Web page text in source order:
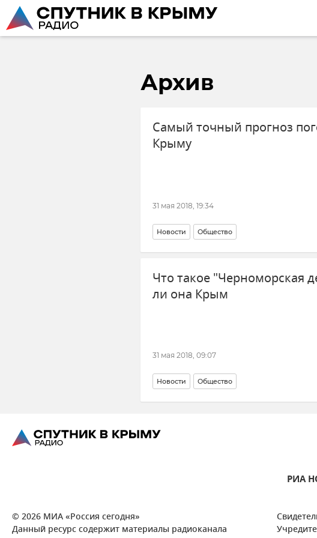
Архив
Самый точный прогноз
Крыму
31 мая 2018, 19:34
Новости Общество
Что такое "Черноморская
ли она Крым
31 мая 2018, 09:07
Новости Общество
РИА
© 2026 МИА «Россия сегодня»
Данный ресурс содержит материалы радиоканала